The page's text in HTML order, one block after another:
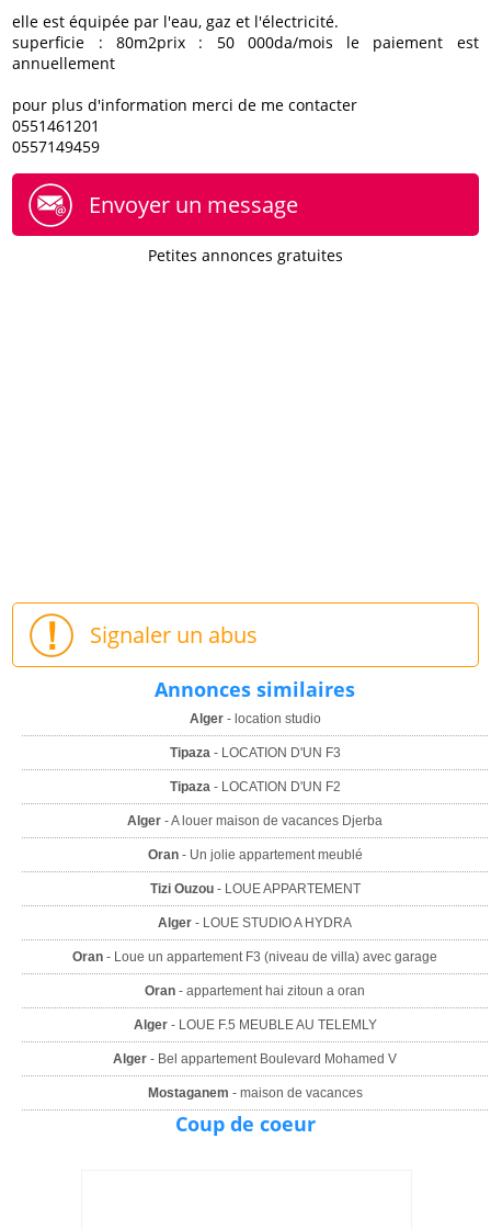
elle est équipée par l'eau, gaz et l'électricité.
superficie : 80m2prix : 50 000da/mois le paiement est
annuellement
pour plus d'information merci de me contacter
0551461201
0557149459
Envoyer un message
Petites annonces gratuites
Signaler un abus
Annonces similaires
Alger- location studio
Tipaza- LOCATION D'UN F3
Tipaza- LOCATION D'UN F2
Alger - A louer maison de vacances Djerba
Oran- Un jolie appartement meublé
Tizi Ouzou- LOUE APPARTEMENT
Alger - LOUE STUDIO A HYDRA
Oran - Loue un appartement F3 (niveau de villa) avec garage
Oran - appartement hai zitoun a oran
Alger- LOUE F.5 MEUBLE AU TELEMLY
Alger - Bel appartement Boulevard Mohamed V
Mostaganem - maison de vacances
Coup de coeur